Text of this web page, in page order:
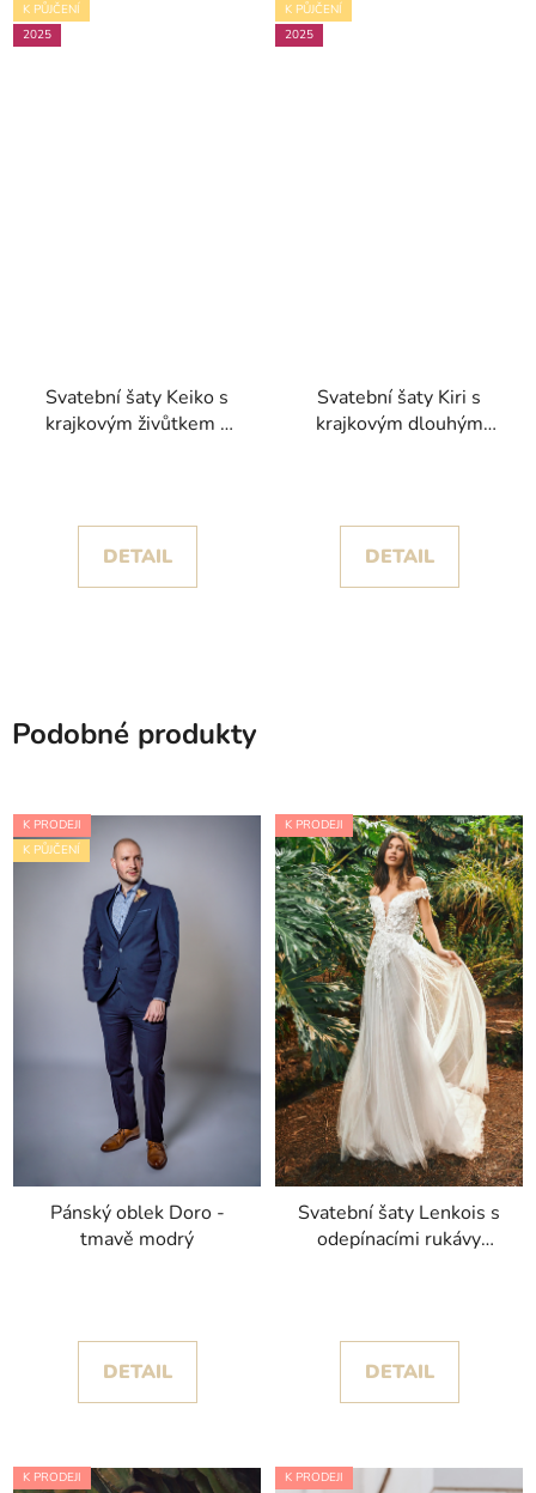
K PŮJČENÍ
2025
Svatební šaty Keiko s
krajkovým živůtkem a
DETAIL
K PŮJČENÍ
2025
Svatební šaty Kiri s
krajkovým dlouhým
DETAIL
Podobné produkty
K PRODEJI
K PŮJČENÍ
Pánský oblek Doro -
tmavě modrý
DETAIL
K PRODEJI
Svatební šaty Lenkois s
odepínacími rukávy
DETAIL
K PRODEJI K PRODEJI